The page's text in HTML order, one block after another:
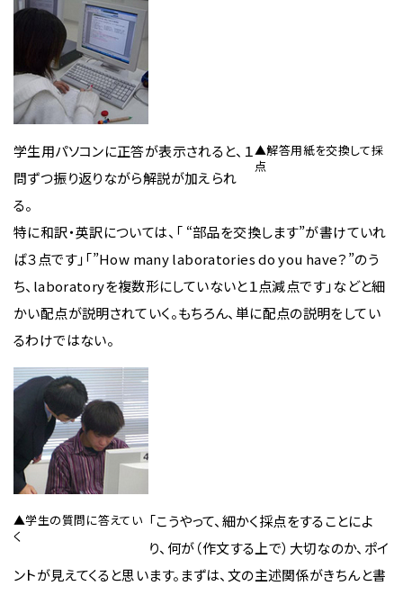
▲解答用紙を交換して採
点
学生用パソコンに正答が表示されると、１
問ずつ振り返りながら解説が加えられ
る。
特に和訳・英訳については、「 “部品を交換します”が書けていれ
ば３点です」「”How many laboratories do you have？”のう
ち、laboratoryを複数形にしていないと１点減点です」などと細
かい配点が説明されていく。もちろん、単に配点の説明をしてい
るわけではない。
▲学生の質問に答えてい
く
「こうやって、細かく採点をすることによ
り、何が（作文する上で）大切なのか、ポイ
ントが見えてくると思います。まずは、文の主述関係がきちんと書